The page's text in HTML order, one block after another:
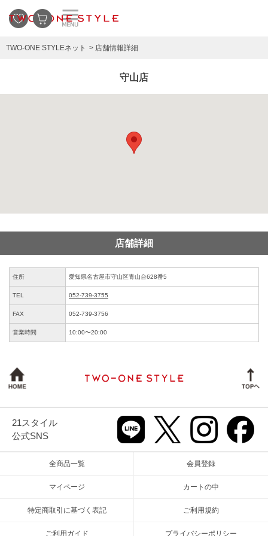
TWO-ONE STYLEネット 店舗情報詳細
守山店
店舗詳細
住所 愛知県名古屋市守山区青山台628番5
TEL 052-739-3755
FAX 052-739-3756
営業時間 10:00〜20:00
21スタイル
公式SNS
全商品一覧 会員登録
マイページ カートの中
特定商取引に基づく表記 ご利用規約
ご利用ガイド プライバシーポリシー